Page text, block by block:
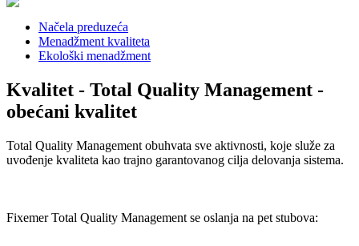
Načela preduzeća
Menadžment kvaliteta
Ekološki menadžment
Kvalitet - Total Quality Management -
obećani kvalitet
Total Quality Management obuhvata sve aktivnosti, koje služe za
uvođenje kvaliteta kao trajno garantovanog cilja delovanja sistema.
Fixemer Total Quality Management se oslanja na pet stubova: